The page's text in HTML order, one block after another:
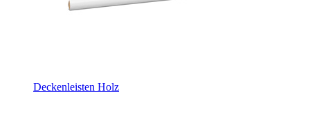
Deckenleisten Holz